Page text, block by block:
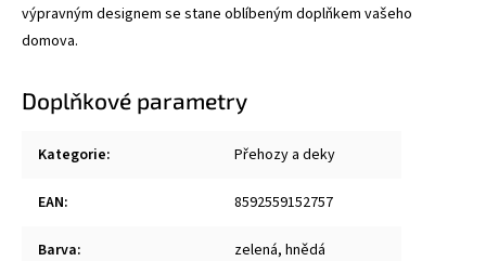
výpravným designem se stane oblíbeným doplňkem vašeho
domova.
Doplňkové parametry
Kategorie: Přehozy a deky
EAN: 8592559152757
Barva: zelená, hnědá